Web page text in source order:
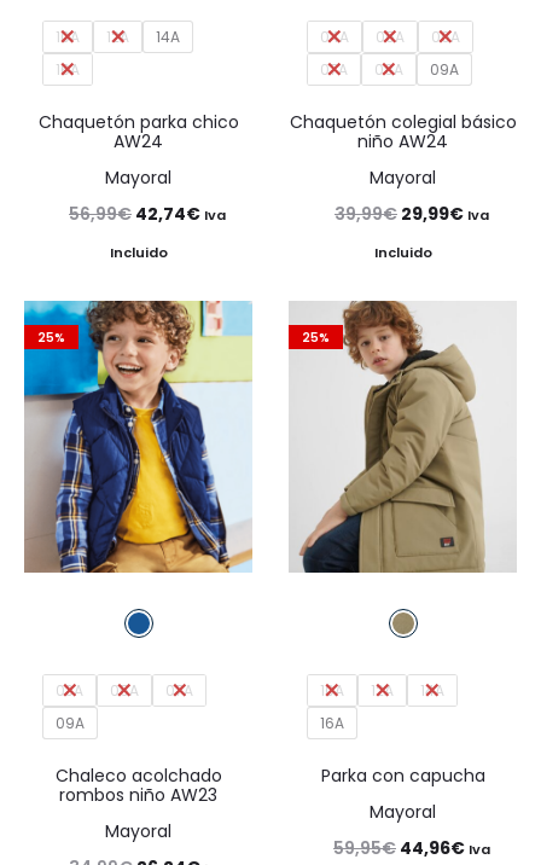
10A 12A
14A
16A
Chaquetón parka chico
AW24
Mayoral
56,99€ El
precio
era:
56,99€.
42,74€El
es:
Iva
Incluido
04A 05A
06A
07A
08A 09A
Chaquetón colegial básico
niño AW24
Mayoral
39,99€ El
precio
era:
39,99€.
29,99€El
29,99€.
Iva
Incluido
25%
03A 05A
07A
09A
Chaleco acolchado
rombos niño AW23
Mayoral
25%
10A 12A
14A
16A
Parka con capucha
Mayoral
59,95€ El
44,96€ElIva